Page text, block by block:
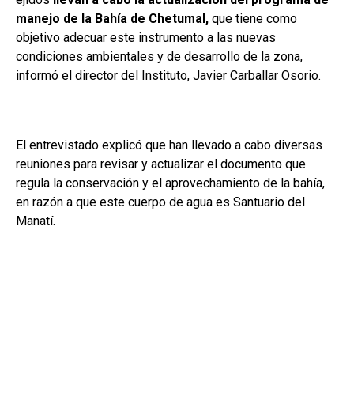
manejo de la Bahía de Chetumal, que tiene como
objetivo adecuar este instrumento a las nuevas
condiciones ambientales y de desarrollo de la zona,
informó el director del Instituto, Javier Carballar Osorio.
El entrevistado explicó que han llevado a cabo diversas
reuniones para revisar y actualizar el documento que
regula la conservación y el aprovechamiento de la bahía,
en razón a que este cuerpo de agua es Santuario del
Manatí.